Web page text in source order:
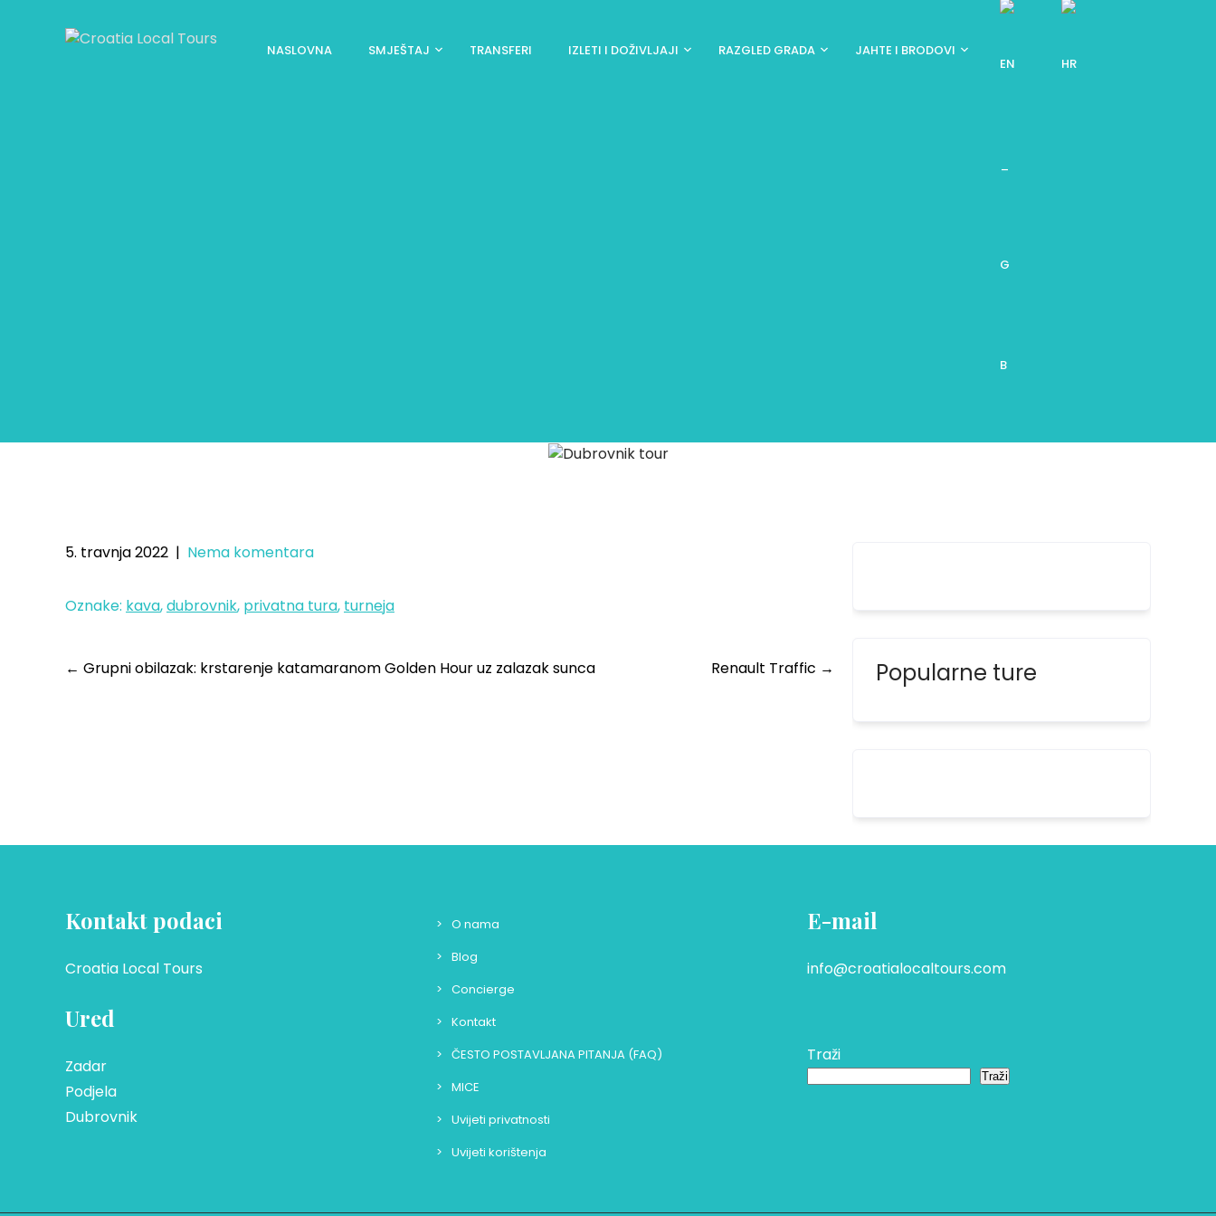
NASLOVNA SMJEŠTAJ TRANSFERI IZLETI I DOŽIVLJAJI RAZGLED GRADA JAHTE I BRODOVI
5. travnja 2022 | Nema komentara
Oznake: kava,dubrovnik, privatna tura, turneja
← Grupni obilazak: krstarenje katamaranom Golden Hour uz zalazak sunca Renault Traffic → Popularne ture
Kontakt podaci
Croatia Local Tours
Ured
Zadar
Podjela
Dubrovnik
O nama
Blog
Concierge
Kontakt
ČESTO POSTAVLJANA PITANJA (FAQ)
MICE
Uvijeti privatnosti
Uvijeti korištenja
E-mail
info@croatialocaltours.com
Traži
Traži